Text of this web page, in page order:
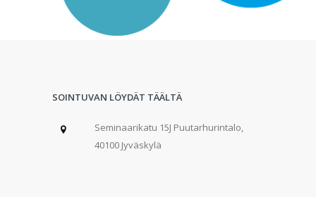
SOINTUVAN LÖYDÄT TÄÄLTÄ
Seminaarikatu 15J Puutarhurintalo,
40100 Jyväskylä